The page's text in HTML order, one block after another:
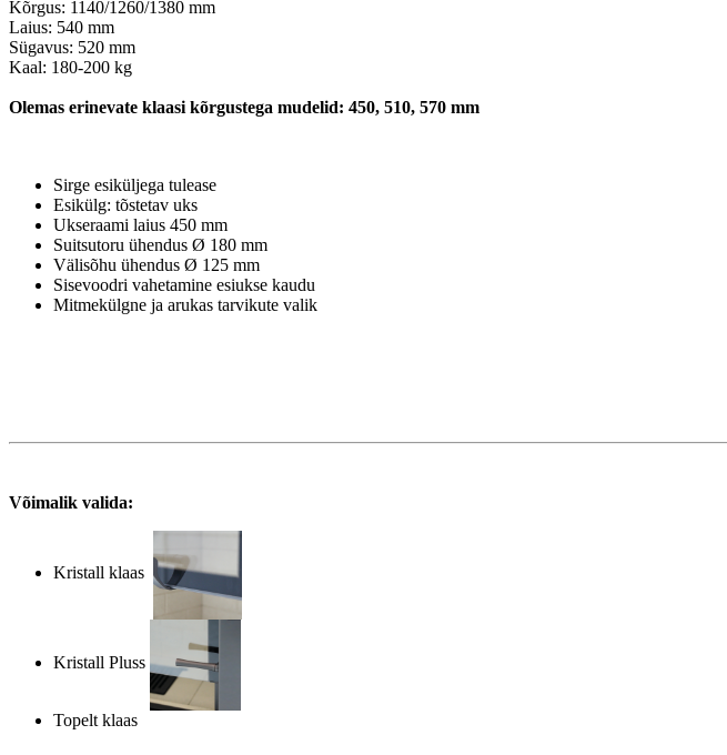
Kõrgus: 1140/1260/1380 mm
Laius: 540 mm
Sügavus: 520 mm
Kaal: 180-200 kg
Olemas erinevate klaasi kõrgustega mudelid: 450, 510, 570 mm
Sirge esiküljega tulease
Esikülg: tõstetav uks
Ukseraami laius 450 mm
Suitsutoru ühendus Ø 180 mm
Välisõhu ühendus Ø 125 mm
Sisevoodri vahetamine esiukse kaudu
Mitmekülgne ja arukas tarvikute valik
Võimalik valida:
Kristall klaas
Kristall Pluss
Topelt klaas